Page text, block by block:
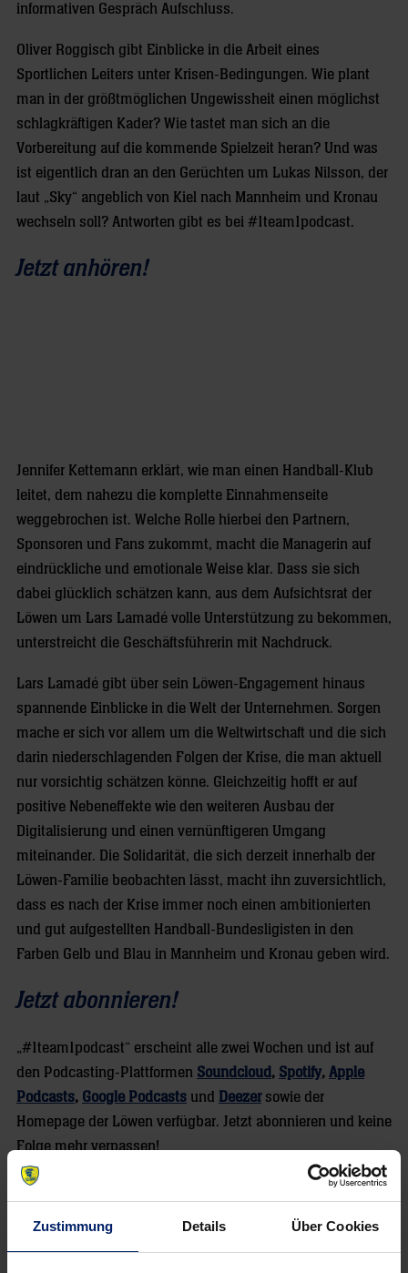
Zustimmung Details Über Cookies
informativen Gespräch Aufschluss.
Oliver Roggisch gibt Einblicke in die Arbeit eines
Sportlichen Leiters unter Krisen-Bedingungen. Wie plant
man in der größtmöglichen Ungewissheit einen möglichst
schlagkräftigen Kader? Wie tastet man sich an die
Vorbereitung auf die kommende Spielzeit heran? Und was
ist eigentlich dran an den Gerüchten um Lukas Nilsson, der
laut „Sky“ angeblich von Kiel nach Mannheim und Kronau
wechseln soll? Antworten gibt es bei #1team1podcast.
Jetzt anhören!
Jennifer Kettemann erklärt, wie man einen Handball-Klub
leitet, dem nahezu die komplette Einnahmenseite
weggebrochen ist. Welche Rolle hierbei den Partnern,
Sponsoren und Fans zukommt, macht die Managerin auf
eindrückliche und emotionale Weise klar. Dass sie sich
dabei glücklich schätzen kann, aus dem Aufsichtsrat der
Löwen um Lars Lamadé volle Unterstützung zu bekommen,
unterstreicht die Geschäftsführerin mit Nachdruck.
Lars Lamadé gibt über sein Löwen-Engagement hinaus
spannende Einblicke in die Welt der Unternehmen. Sorgen
mache er sich vor allem um die Weltwirtschaft und die sich
darin niederschlagenden Folgen der Krise, die man aktuell
nur vorsichtig schätzen könne. Gleichzeitig hofft er auf
positive Nebeneffekte wie den weiteren Ausbau der
Digitalisierung und einen vernünftigeren Umgang
miteinander. Die Solidarität, die sich derzeit innerhalb der
Löwen-Familie beobachten lässt, macht ihn zuversichtlich,
dass es nach der Krise immer noch einen ambitionierten
und gut aufgestellten Handball-Bundesligisten in den
Farben Gelb und Blau in Mannheim und Kronau geben wird.
Jetzt abonnieren!
„#1team1podcast“ erscheint alle zwei Wochen und ist auf
den Podcasting-Plattformen Soundcloud, Spotify, Apple
Podcasts, Google Podcasts und Deezersowie der
Homepage der Löwen verfügbar. Jetzt abonnieren und keine
Folge mehr verpassen!
NEWSLETTER